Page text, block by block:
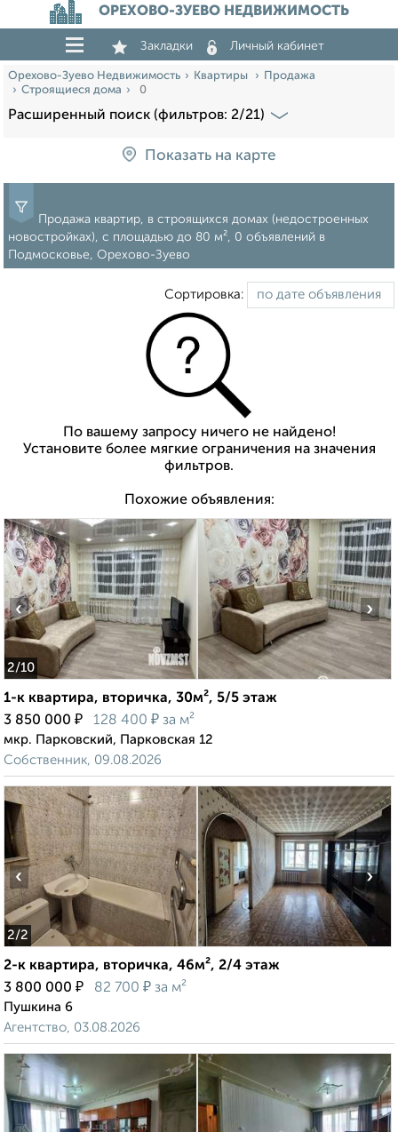
ОРЕХОВО-ЗУЕВО НЕДВИЖИМОСТЬ
Закладки Личный кабинет
Орехово-Зуево Недвижимость Квартиры
Продажа
Строящиеся дома
0
Расширенный поиск (фильтров: 2/21)
Показать на карте
Продажа квартир, в строящихся домах (недостроенных
новостройках), c площадью до 80 м², 0 объявлений в
Подмосковье, Орехово-Зуево
Сортировка:
По вашему запросу ничего не найдено!
Установите более мягкие ограничения на значения
фильтров.
Похожие объявления:
2/10
‹ ›
1-к квартира, вторичка, 30м², 5/5 этаж
3 850 000 ₽ 128 400 ₽ за м²
мкр. Парковский, Парковская 12
Собственник, 09.08.2026
2/2
‹ ›
2-к квартира, вторичка, 46м², 2/4 этаж
3 800 000 ₽ 82 700 ₽ за м²
Пушкина 6
Агентство, 03.08.2026